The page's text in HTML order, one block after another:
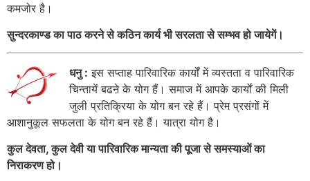
कमजोर है।
सुन्दरकाण्ड का पाठ करने से कठिन कार्य भी सरलता से सम्भव हो जायेगें।
धनु : इस सप्ताह पारिवारिक कार्यों में व्यस्तता व पारिवारिक
चिन्तायें बढऩे के योग हैं। समाज में आपके कार्यों की मिली
जुली प्रतिक्रिया के योग बन रहे हैं। प्रेम प्रसंगों में
आशानुकूल सफलता के योग बन रहे हैं। यात्रा योग है।
कुल देवता, कुल देवी या पारिवारिक मान्यता की पूजा से समस्याओं का
निराकरण हो।